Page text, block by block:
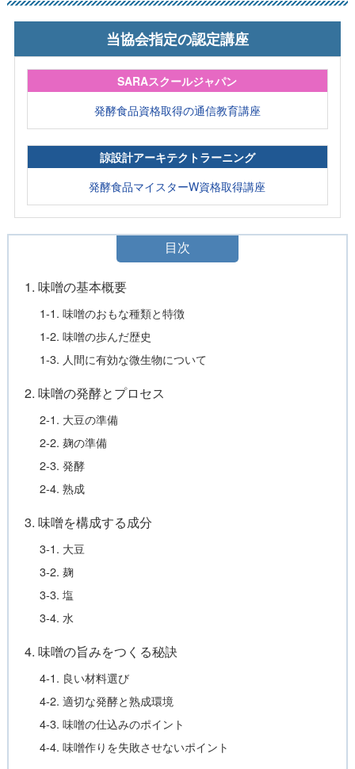
当協会指定の認定講座
SARAスクールジャパン
発酵食品資格取得の通信教育講座
諒設計アーキテクトラーニング
発酵食品マイスターW資格取得講座
目次
1. 味噌の基本概要
1-1. 味噌のおもな種類と特徴
1-2. 味噌の歩んだ歴史
1-3. 人間に有効な微生物について
2. 味噌の発酵とプロセス
2-1. 大豆の準備
2-2. 麹の準備
2-3. 発酵
2-4. 熟成
3. 味噌を構成する成分
3-1. 大豆
3-2. 麹
3-3. 塩
3-4. 水
4. 味噌の旨みをつくる秘訣
4-1. 良い材料選び
4-2. 適切な発酵と熟成環境
4-3. 味噌の仕込みのポイント
4-4. 味噌作りを失敗させないポイント